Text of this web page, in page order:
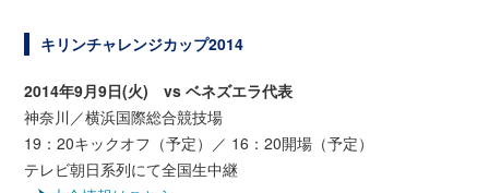
キリンチャレンジカップ2014
2014年9月9日(火)
vs ベネズエラ代表
神奈川／横浜国際総合競技場
19：20キックオフ（予定）／ 16：20開場（予定）
テレビ朝日系列にて全国生中継